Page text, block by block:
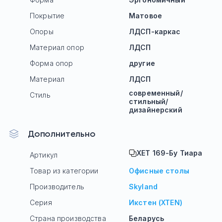
Покрытие
Матовое
Опоры
ЛДСП-каркас
Материал опор
ЛДСП
Форма опор
другие
Материал
ЛДСП
Стиль
современный/
стильный/
дизайнерский
Дополнительно
Артикул XET 169-Бу Тиара
Товар из категории
Офисные столы
Производитель
Skyland
Серия
Икстен (XTEN)
Страна производства
Беларусь